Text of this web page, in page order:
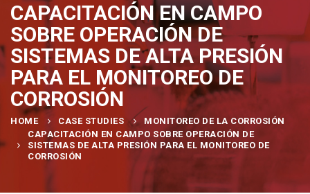
CAPACITACIÓN EN CAMPO
SOBRE OPERACIÓN DE
SISTEMAS DE ALTA PRESIÓN
PARA EL MONITOREO DE
CORROSIÓN
HOME CASE STUDIES
MONITOREO DE LA CORROSIÓN
CAPACITACIÓN EN CAMPO SOBRE OPERACIÓN DE
SISTEMAS DE ALTA PRESIÓN PARA EL MONITOREO DE
CORROSIÓN